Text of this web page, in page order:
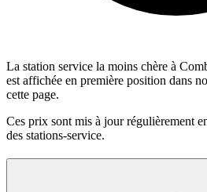
La station service la moins chère à
est affichée en première position dans
cette page.
Ces prix sont mis à jour régulièrement
des stations-service.